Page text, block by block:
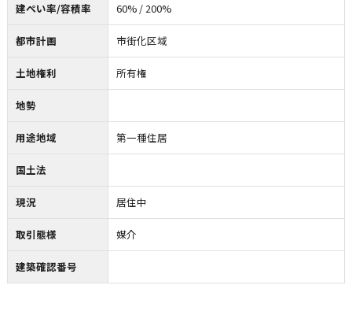
建ぺい率/容積率 60% / 200%
都市計画 市街化区域
土地権利 所有権
地勢
用途地域 第一種住居
国土法
現況 居住中
取引態様 媒介
建築確認番号